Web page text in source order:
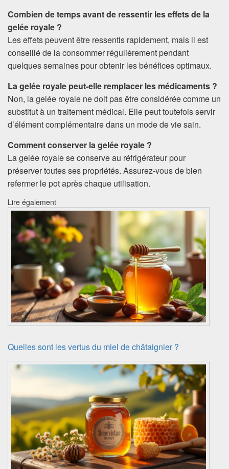
Combien de temps avant de ressentir les effets de la
gelée royale ?
Les effets peuvent être ressentis rapidement, mais il est
conseillé de la consommer régulièrement pendant
quelques semaines pour obtenir les bénéfices optimaux.
La gelée royale peut-elle remplacer les médicaments ?
Non, la gelée royale ne doit pas être considérée comme un
substitut à un traitement médical. Elle peut toutefois servir
d’élément complémentaire dans un mode de vie sain.
Comment conserver la gelée royale ?
La gelée royale se conserve au réfrigérateur pour
préserver toutes ses propriétés. Assurez-vous de bien
refermer le pot après chaque utilisation.
Lire également
Quelles sont les vertus du miel de châtaignier ?